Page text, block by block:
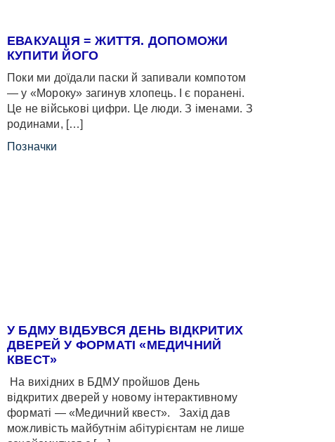
ЕВАКУАЦІЯ = ЖИТТЯ. ДОПОМОЖИ
КУПИТИ ЙОГО
Поки ми доїдали паски й запивали компотом
— у «Мороку» загинув хлопець. І є поранені.
Це не військові цифри. Це люди. З іменами. З
родинами, […]
Позначки
У БДМУ ВІДБУВСЯ ДЕНЬ ВІДКРИТИХ
ДВЕРЕЙ У ФОРМАТІ «МЕДИЧНИЙ
КВЕСТ»
На вихідних в БДМУ пройшов День
відкритих дверей у новому інтерактивному
форматі — «Медичний квест». Захід дав
можливість майбутнім абітурієнтам не лише